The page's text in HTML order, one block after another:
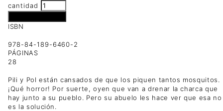
cantidad
ISBN
978-84-189-6460-2
PÁGINAS
28
Pili y Pol están cansados de que los piquen tantos mosquitos.
¡Qué horror! Por suerte, oyen que van a drenar la charca que
hay junto a su pueblo. Pero su abuelo les hace ver que esa no
es la solución.